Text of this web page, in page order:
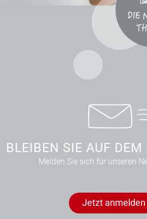
BLEIBEN SIE AUF DEM
Melden Sie sich für unseren
Jetzt anmelden